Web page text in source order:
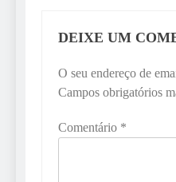
DEIXE UM
O seu endereço de
Campos obrigatórios
Comentário *